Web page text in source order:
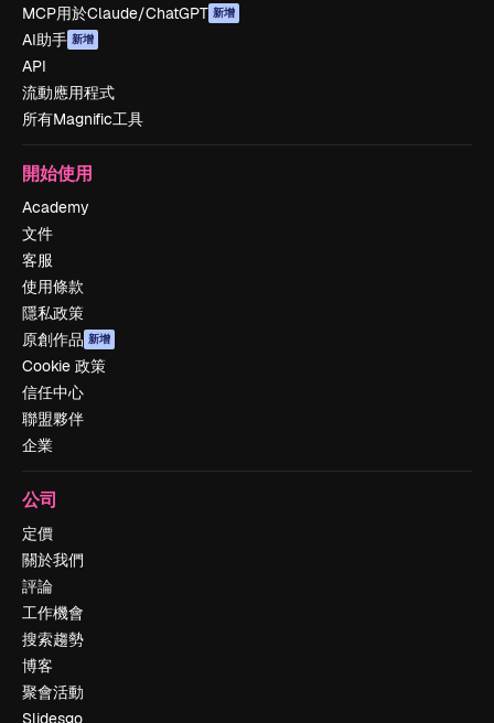
MCP用於Claude/ChatGPT 新增
AI助手 新增
API
流動應用程式
所有Magnific工具
開始使用
Academy
文件
客服
使用條款
隱私政策
原創作品 新增
Cookie 政策
信任中心
聯盟夥伴
企業
公司
定價
關於我們
評論
工作機會
搜索趨勢
博客
聚會活動
Slidesgo